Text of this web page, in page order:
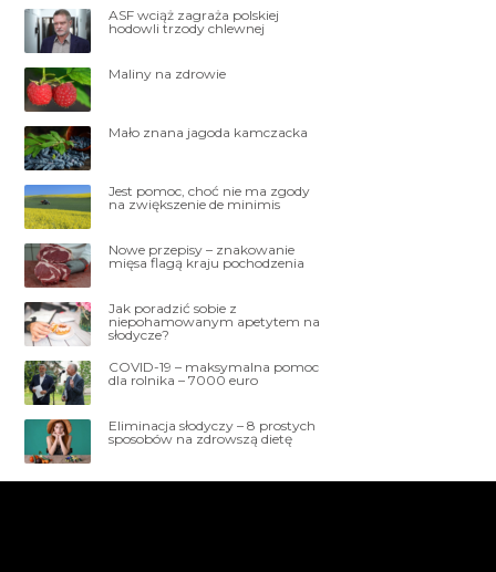
ASF wciąż zagraża polskiej
hodowli trzody chlewnej
Maliny na zdrowie
Mało znana jagoda kamczacka
Jest pomoc, choć nie ma zgody
na zwiększenie de minimis
Nowe przepisy – znakowanie
mięsa flagą kraju pochodzenia
Jak poradzić sobie z
niepohamowanym apetytem na
słodycze?
COVID-19 – maksymalna pomoc
dla rolnika – 7000 euro
Eliminacja słodyczy – 8 prostych
sposobów na zdrowszą dietę